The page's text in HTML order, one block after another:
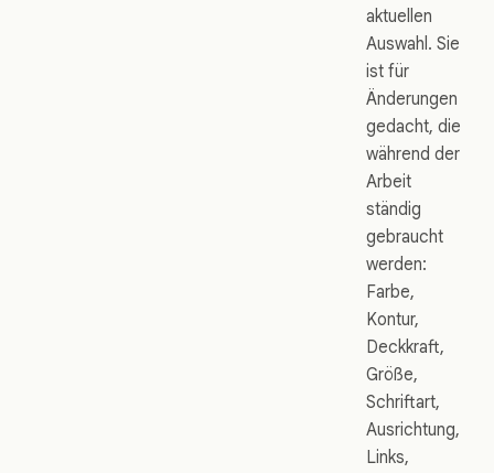
aktuellen
Auswahl. Sie
ist für
Änderungen
gedacht, die
während der
Arbeit
ständig
gebraucht
werden:
Farbe,
Kontur,
Deckkraft,
Größe,
Schriftart,
Ausrichtung,
Links,